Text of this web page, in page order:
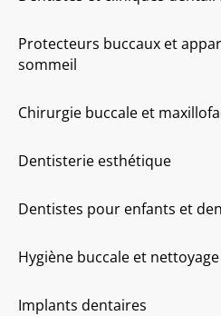
Protecteurs buccaux et
sommeil
Chirurgie buccale et
Dentisterie esthétique
Dentistes pour enfants et
Hygiène buccale et
Implants dentaires